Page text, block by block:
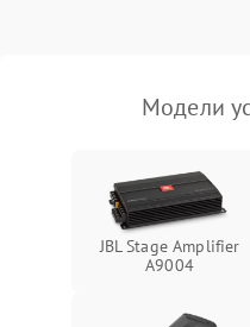
Модели
JBL Stage Amplifier
A9004